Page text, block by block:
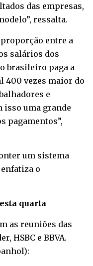
das empresas,
ressalta.
entre a
salários dos
brasileiro paga a
400 vezes maior do
e
isso uma grande
pagamentos”,
um sistema
o
quarta
as reuniões das
HSBC e BBVA.